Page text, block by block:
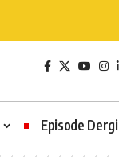
Episode Dergi